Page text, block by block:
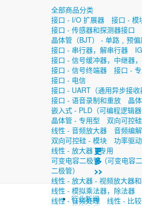
全部商品分类
接口 - I/O 扩展器
接口 - 模
接口 - 传感器和探测器接口
晶体管（BJT） - 单路﹐预
接口 - 串行器，解串行器
接口 - 信号缓冲器，中继器
接口 - 信号终端器
接口 -
接口 - 电信
接口 - UART（通用异步接收
接口 - 语音录制和重放
晶
嵌入式 - PLD（可编程逻辑器
晶体管 - 专用型
双向可控硅
线性 - 音频放大器
音频编
双向可控硅 - 模块
功率驱
线性 - 放大器 - 专用
可变电容二极管（可变电容
二极管）
线性 - 放大器 - 视频放大器
线性 - 模拟乘法器，除法器
线性 - 音频处理
线性 - 比
更
多
>>
更
多
>>
更
多
>>
更
多
>>
更
多
>>
更
多
>>
更
多
>>
行业新闻